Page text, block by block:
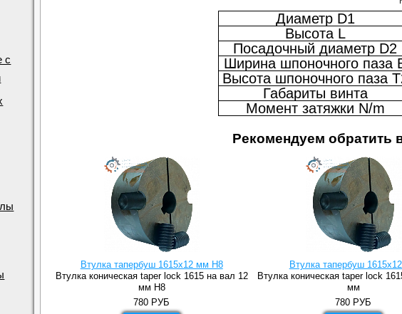
с
Диаметр D1
Высота L
Посадочный диаметр D2
Ширина шпоночного паза
Высота шпоночного паза
Габариты винта
Момент затяжки N/m
Рекомендуем обратить
Втулка тапербуш 1615x12 мм H8
Втулка коническая taper lock 1615 на вал 12
мм H8
780 РУБ
Втулка тапербуш
Втулка коническая taper lock
мм
780 РУБ